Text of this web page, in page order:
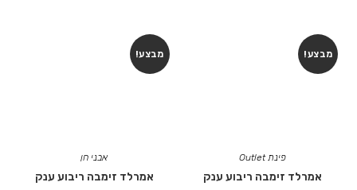
מבצע!
אבני חן
אמרלד זימבה ריבוע ענק
מבצע!
פינת Outlet
אמרלד זימבה ריבוע ענק